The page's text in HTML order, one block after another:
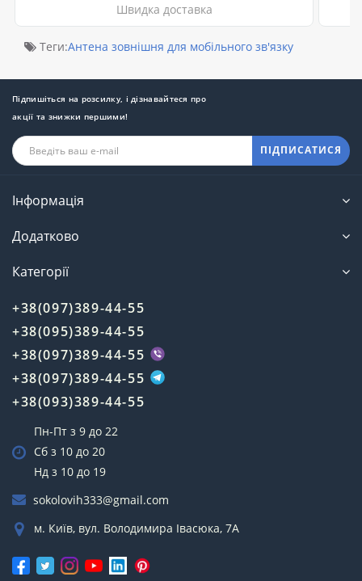
Швидка доставка
Теги:Антена зовнішня для мобільного зв'язку
Підпишіться на розсилку, і дізнавайтеся про
акції та знижки першими!
ПІДПИСАТИСЯ
Інформація
Додатково
Категорії
+38(097)389-44-55
+38(095)389-44-55
+38(097)389-44-55
+38(097)389-44-55
+38(093)389-44-55
Пн-Пт з 9 до 22
Сб з 10 до 20
Нд з 10 до 19
sokolovih333@gmail.com
м. Київ, вул. Володимира Івасюка, 7А